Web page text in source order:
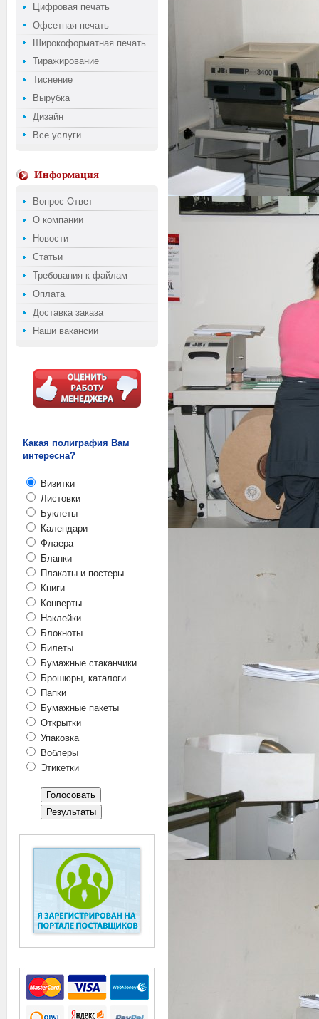
Цифровая печать
Офсетная печать
Широкоформатная печать
Тиражирование
Тиснение
Вырубка
Дизайн
Все услуги
Информация
Вопрос-Ответ
О компании
Новости
Статьи
Требования к файлам
Оплата
Доставка заказа
Наши вакансии
Какая полиграфия Вам
интересна?
Визитки
Листовки
Буклеты
Календари
Флаера
Бланки
Плакаты и постеры
Книги
Конверты
Наклейки
Блокноты
Билеты
Бумажные стаканчики
Брошюры, каталоги
Папки
Бумажные пакеты
Открытки
Упаковка
Воблеры
Этикетки